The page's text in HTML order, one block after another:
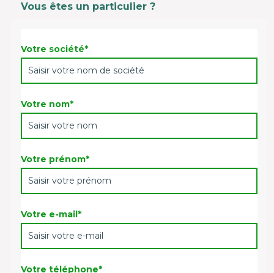
Vous êtes un particulier ?
Votre société*
Votre nom*
Votre prénom*
Votre e-mail*
Votre téléphone*